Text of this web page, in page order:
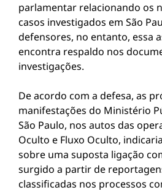
parlamentar relacionando os
casos investigados em São
defensores, no entanto, essa
encontra respaldo nos
investigações.
De acordo com a defesa, as
manifestações do Ministério
São Paulo, nos autos das
Oculto e Fluxo Oculto,
sobre uma suposta ligação
surgido a partir de
classificadas nos processos